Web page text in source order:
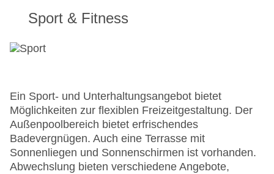
Sport & Fitness
Ein Sport- und Unterhaltungsangebot bietet
Möglichkeiten zur flexiblen Freizeitgestaltung. Der
Außenpoolbereich bietet erfrischendes
Badevergnügen. Auch eine Terrasse mit
Sonnenliegen und Sonnenschirmen ist vorhanden.
Abwechslung bieten verschiedene Angebote,